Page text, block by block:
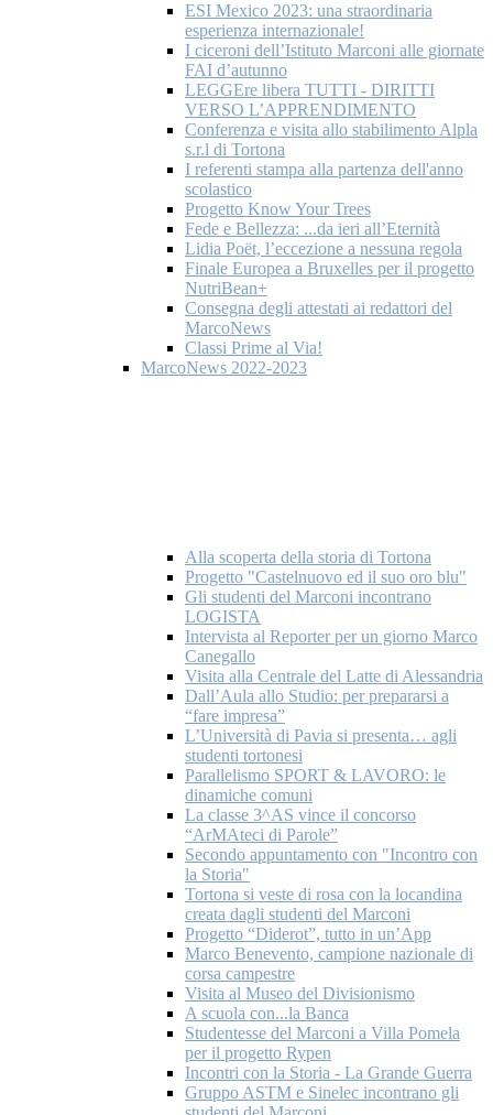
ESI Mexico 2023: una straordinaria
esperienza internazionale!
I ciceroni dell’Istituto Marconi alle giornate
FAI d’autunno
LEGGEre libera TUTTI - DIRITTI
VERSO L’APPRENDIMENTO
Conferenza e visita allo stabilimento Alpla
s.r.l di Tortona
I referenti stampa alla partenza dell'anno
scolastico
Progetto Know Your Trees
Fede e Bellezza: ...da ieri all’Eternità
Lidia Poët, l’eccezione a nessuna regola
Finale Europea a Bruxelles per il progetto
NutriBean+
Consegna degli attestati ai redattori del
MarcoNews
Classi Prime al Via!
MarcoNews 2022-2023
Alla scoperta della storia di Tortona
Progetto "Castelnuovo ed il suo oro blu"
Gli studenti del Marconi incontrano
LOGISTA
Intervista al Reporter per un giorno Marco
Canegallo
Visita alla Centrale del Latte di Alessandria
Dall’Aula allo Studio: per prepararsi a
“fare impresa”
L’Università di Pavia si presenta… agli
studenti tortonesi
Parallelismo SPORT & LAVORO: le
dinamiche comuni
La classe 3^AS vince il concorso
“ArMAteci di Parole”
Secondo appuntamento con "Incontro con
la Storia"
Tortona si veste di rosa con la locandina
creata dagli studenti del Marconi
Progetto “Diderot”, tutto in un’App
Marco Benevento, campione nazionale di
corsa campestre
Visita al Museo del Divisionismo
A scuola con...la Banca
Studentesse del Marconi a Villa Pomela
per il progetto Rypen
Incontri con la Storia - La Grande Guerra
Gruppo ASTM e Sinelec incontrano gli